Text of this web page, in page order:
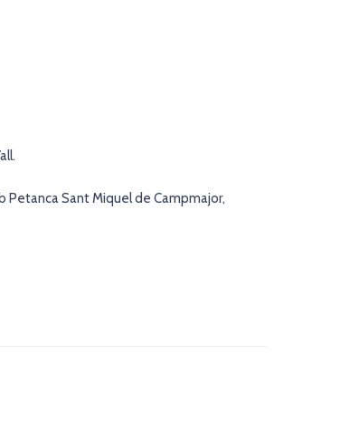
Petanca Sant Miquel de Campmajor,